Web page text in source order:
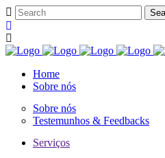
Home
Sobre nós
Sobre nós
Testemunhos & Feedbacks
Serviços